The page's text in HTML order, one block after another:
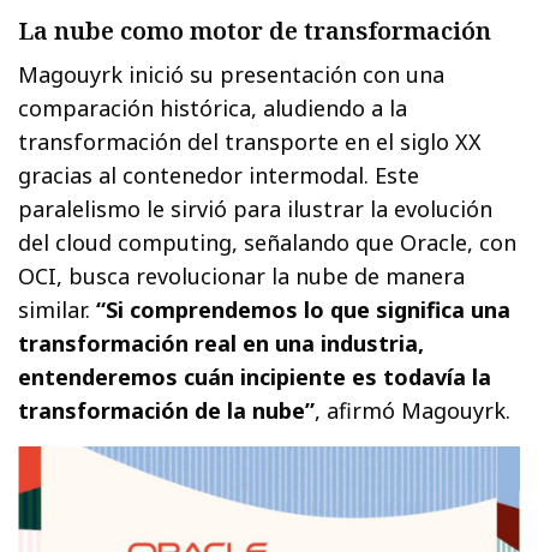
La nube como motor de transformación
Magouyrk inició su presentación con una
comparación histórica, aludiendo a la
transformación del transporte en el siglo XX
gracias al contenedor intermodal. Este
paralelismo le sirvió para ilustrar la evolución
del cloud computing, señalando que Oracle, con
OCI, busca revolucionar la nube de manera
similar.“Si comprendemos lo que significa una
transformación real en una industria,
entenderemos cuán incipiente es todavía la
transformación de la nube”, afirmó Magouyrk.